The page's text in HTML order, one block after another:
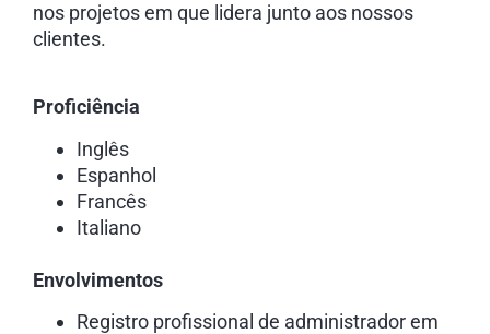
nos projetos em que lidera junto aos nossos
clientes.
Proficiência
Inglês
Espanhol
Francês
Italiano
Envolvimentos
Registro profissional de administrador em